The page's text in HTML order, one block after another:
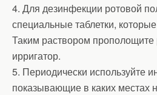
4. Для дезинфекции ротовой
специальные таблетки,
Таким раствором прополощите
ирригатор.
5. Периодически используйте
показывающие в каких местах